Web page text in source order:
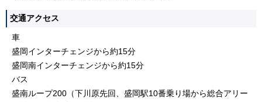
交通アクセス
車
盛岡インターチェンジから約15分
盛岡南インターチェンジから約15分
バス
盛南ループ200（下川原先回、盛岡駅10番乗り場から総合アリー